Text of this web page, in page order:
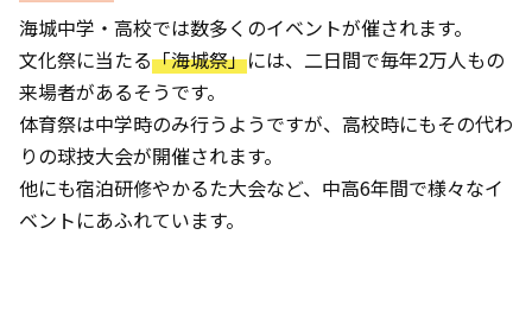
海城中学・高校では数多くのイベントが催されます。
文化祭に当たる「海城祭」には、二日間で毎年2万人もの
来場者があるそうです。
体育祭は中学時のみ行うようですが、高校時にもその代わ
りの球技大会が開催されます。
他にも宿泊研修やかるた大会など、中高6年間で様々なイ
ベントにあふれています。